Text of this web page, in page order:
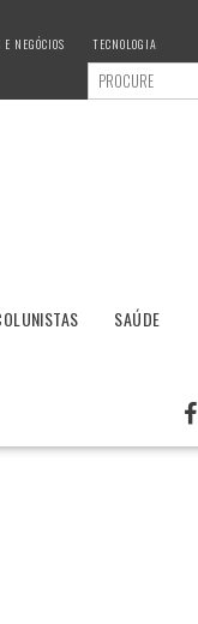
NEGÓCIOS TECNOLOGIA
SAÚDE